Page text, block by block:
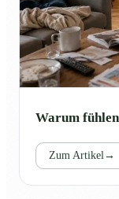
Warum
Zum Artikel →